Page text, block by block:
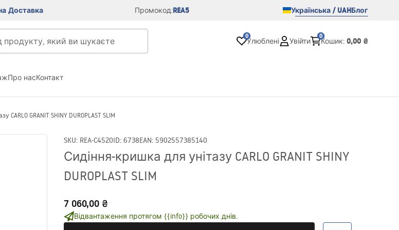
Доставка Промокод:REA5 Українська / UAHБлог
0
Улюблені Увійти
0
Кошик: 0,00 ₴
Про насКонтакт
CARLO GRANIT SHINY DUROPLAST SLIM
SKU: REA-C4520ID: 6738EAN: 5902557385140
Сидіння-кришка для унітазу CARLO GRANIT SHINY
DUROPLAST SLIM
7 060,00 ₴
Відвантаження протягом {{info}} робочих днів.